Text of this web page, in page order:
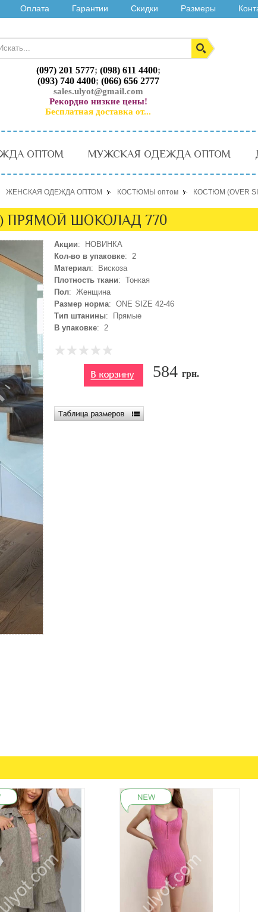
Оплата Гарантии Скидки Размеры
(097) 201 5777; (098) 611 4400;
(093) 740 4400; (066) 656 2777
sales.ulyot@gmail.com
Рекордно низкие цены!
Бесплатная доставка от...
ОПТОМ МУЖСКАЯ ОДЕЖДА ОПТОМ
ЖЕНСКАЯ ОДЕЖДА ОПТОМ КОСТЮМЫ оптом КОСТЮМ (OVER
ПРЯМОЙ ШОКОЛАД 770
Акции: НОВИНКА
Кол-во в упаковке: 2
Материал: Вискоза
Плотность ткани: Тонкая
Пол: Женщина
Размер норма: ONE SIZE 42-46
Тип штанины: Прямые
В упаковке: 2
584 грн.